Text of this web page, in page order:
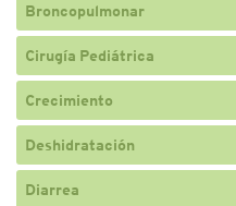
Broncopulmonar
Cirugía Pediátrica
Crecimiento
Deshidratación
Diarrea